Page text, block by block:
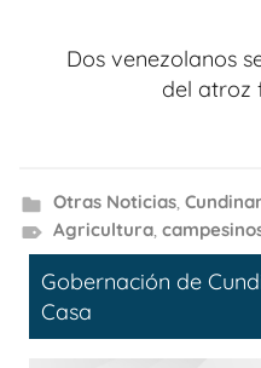
Dos venezolanos
del atroz
Otras Noticias,
Agricultura,
Gobernación de
Casa